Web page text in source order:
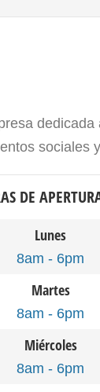
dedicada
sociales
DE
Lunes
8am - 6pm
Martes
8am - 6pm
Miércoles
8am - 6pm